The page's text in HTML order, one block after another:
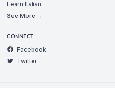
Learn Italian
See More →
CONNECT
Facebook
Twitter